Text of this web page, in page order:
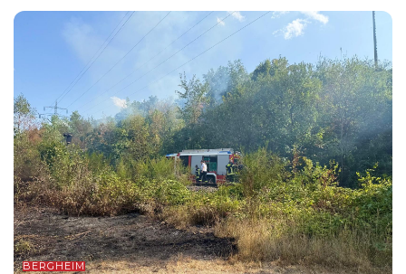
BERGHEIM